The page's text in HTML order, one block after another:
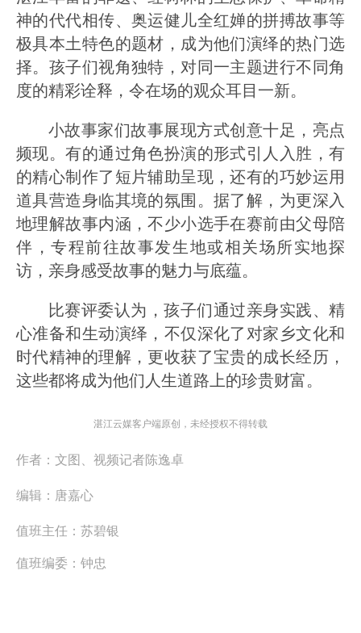
神的代代相传、奥运健儿全红婵的拼搏故事等
极具本土特色的题材，成为他们演绎的热门选
择。孩子们视角独特，对同一主题进行不同角
度的精彩诠释，令在场的观众耳目一新。
小故事家们故事展现方式创意十足，亮点
频现。有的通过角色扮演的形式引人入胜，有
的精心制作了短片辅助呈现，还有的巧妙运用
道具营造身临其境的氛围。据了解，为更深入
地理解故事内涵，不少小选手在赛前由父母陪
伴，专程前往故事发生地或相关场所实地探
访，亲身感受故事的魅力与底蕴。
比赛评委认为，孩子们通过亲身实践、精
心准备和生动演绎，不仅深化了对家乡文化和
时代精神的理解，更收获了宝贵的成长经历，
这些都将成为他们人生道路上的珍贵财富。
湛江云媒客户端原创，未经授权不得转载
作者： 文图、视频记者陈逸卓
编辑： 唐嘉心
值班主任： 苏碧银
值班编委： 钟忠